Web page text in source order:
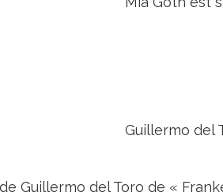
Guillermo del
Guillermo del Toro de «